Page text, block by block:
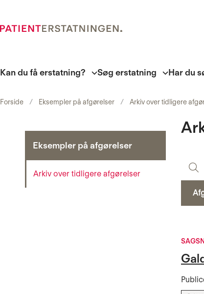
Kan du få erstatning? Søg erstatning Har du
Forside Eksempler på afgørelser Arkiv over tidligere
Eksempler på afgørelser
Arkiv over tidligere afgørelser